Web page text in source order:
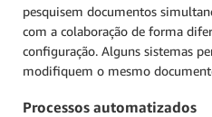
pesquisem documentos
com a colaboração de forma
configuração. Alguns sistemas
modifiquem o mesmo
Processos automatizados